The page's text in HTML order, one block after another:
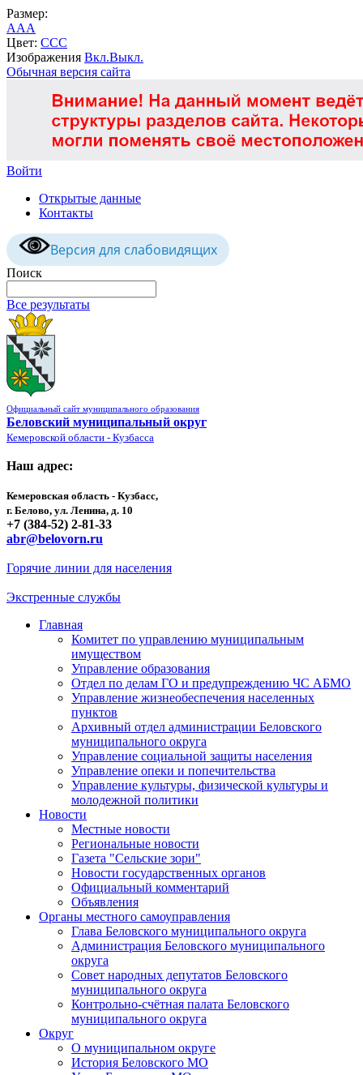
Размер:
AAA
Цвет: CCC
Изображения Вкл.Выкл.
Обычная версия сайта
Войти
Открытые данные
Контакты
Версия для слабовидящих
Поиск
Все результаты
Официальный сайт муниципального образования
Беловский муниципальный округ
Кемеровской области - Кузбасса
Наш адрес:
Кемеровская область - Кузбасс,
г. Белово, ул. Ленина, д. 10
+7 (384-52) 2-81-33
abr@belovorn.ru
Горячие линии для населения
Экстренные службы
Главная
Комитет по управлению муниципальным
имуществом
Управление образования
Отдел по делам ГО и предупреждению ЧС АБМО
Управление жизнеобеспечения населенных
пунктов
Архивный отдел администрации Беловского
муниципального округа
Управление социальной защиты населения
Управление опеки и попечительства
Управление культуры, физической культуры и
молодежной политики
Новости
Местные новости
Региональные новости
Газета "Сельские зори"
Новости государственных органов
Официальный комментарий
Объявления
Органы местного самоуправления
Глава Беловского муниципального округа
Администрация Беловского муниципального
округа
Совет народных депутатов Беловского
муниципального округа
Контрольно-счётная палата Беловского
муниципального округа
Округ
О муниципальном округе
История Беловского МО